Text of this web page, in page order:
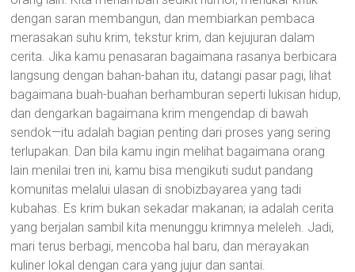
dengan saran membangun, dan membiarkan pembaca
merasakan suhu krim, tekstur krim, dan kejujuran dalam
cerita. Jika kamu penasaran bagaimana rasanya berbicara
langsung dengan bahan-bahan itu, datangi pasar pagi, lihat
bagaimana buah-buahan berhamburan seperti lukisan hidup,
dan dengarkan bagaimana krim mengendap di bawah
sendok—itu adalah bagian penting dari proses yang sering
terlupakan. Dan bila kamu ingin melihat bagaimana orang
lain menilai tren ini, kamu bisa mengikuti sudut pandang
komunitas melalui ulasan di snobizbayarea yang tadi
kubahas. Es krim bukan sekadar makanan; ia adalah cerita
yang berjalan sambil kita menunggu krimnya meleleh. Jadi,
mari terus berbagi, mencoba hal baru, dan merayakan
kuliner lokal dengan cara yang jujur dan santai.